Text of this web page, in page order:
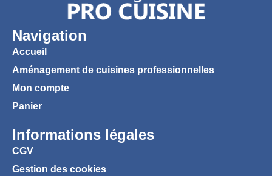
Navigation
Accueil
Aménagement de cuisines professionnelles
Mon compte
Panier
Informations légales
CGV
Gestion des cookies